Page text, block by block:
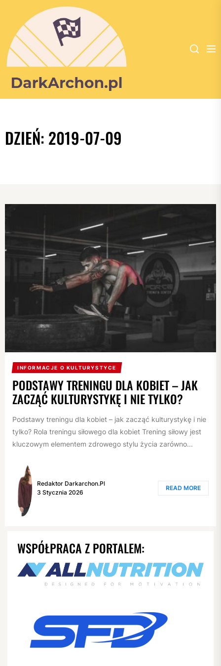
Dark
portal
poświęcony
kulturystyce
DZIEŃ: 2019-07-09
INFORMACJE O KULTURYSTYCE
PODSTAWY TRENINGU DLA KOBIET – JAK
ZACZĄĆ KULTURYSTYKĘ I NIE TYLKO?
Podstawy treningu dla kobiet – jak zacząć kulturystykę i nie
tylko? Rola treningu siłowego dla kobiet Trening siłowy jest
kluczowym elementem zdrowego stylu życia zarówno...
Redaktor Darkarchon.pl
3 Stycznia 2026
READ MORE
WSPÓŁPRACA Z PORTALEM: